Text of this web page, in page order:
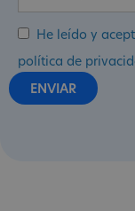
He leído y
política de